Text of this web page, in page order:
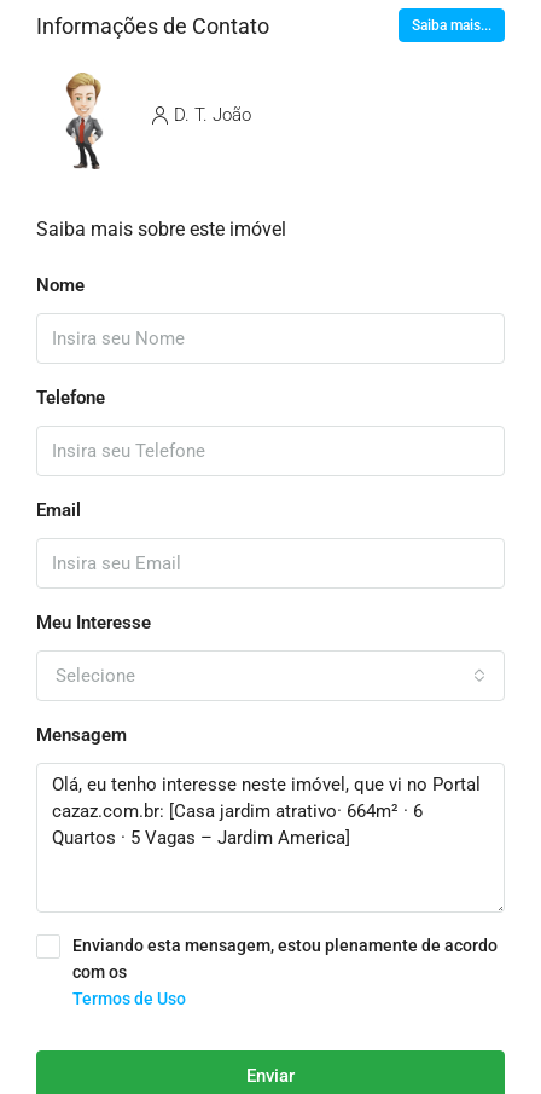
Informações de Contato Saiba mais...
D. T. João
Saiba mais sobre este imóvel
Nome
Telefone
Email
Meu Interesse
Selecione
Mensagem
Enviando esta mensagem, estou plenamente de acordo
com os
Termos de Uso
Enviar